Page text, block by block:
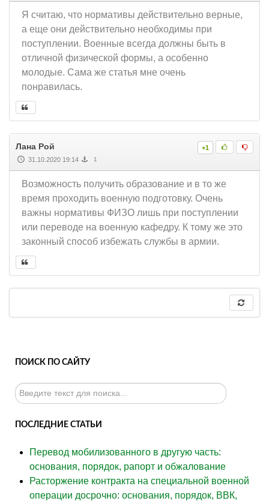
Я считаю, что нормативы действительно верные,
а еще они действительно необходимы при
поступлении. Военные всегда должны быть в
отличной физической формы, а особенно
молодые. Сама же статья мне очень
понравилась.
+1
Лана Рой
31.10.2020 19:14 1
Возможность получить образование и в то же
время проходить военную подготовку. Очень
важны нормативы ФИЗО лишь при поступлении
или переводе на военную кафедру. К тому же это
законный способ избежать службы в армии.
ПОИСК ПО САЙТУ
Искать...
ПОСЛЕДНИЕ СТАТЬИ
Перевод мобилизованного в другую часть:
основания, порядок, рапорт и обжалование
Расторжение контракта на специальной военной
операции досрочно: основания, порядок, ВВК,